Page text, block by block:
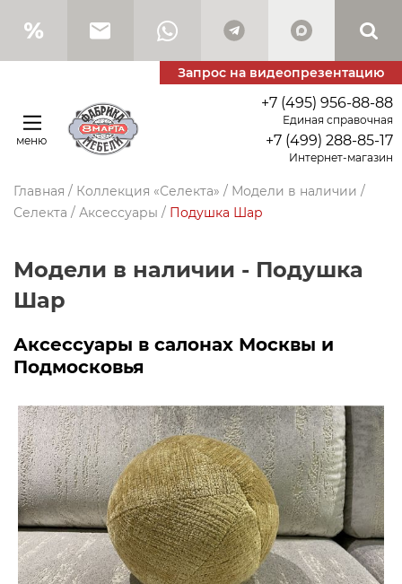
Запрос на видеопрезентацию
меню
+7 (495) 956-88-88
Единая справочная
+7 (499) 288-85-17
Интернет-магазин
Главная / Коллекция «Селекта» / Модели в наличии /
Селекта / Аксессуары / Подушка Шар
Модели в наличии - Подушка
Шар
Аксессуары в салонах Москвы и
Подмосковья